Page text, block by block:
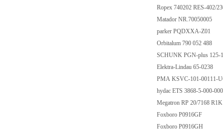
Ropex 740202 RES-402/
Matador NR.70050005
parker PQDXXA-Z01
Orbitalum 790 052 488
SCHUNK PGN-plus 125-
Elektra-Lindau 65-0238
PMA KSVC-101-00111-
hydac ETS 3868-5-000-
Megatron RP 20/7168
Foxboro P0916GF
Foxboro P0916GH